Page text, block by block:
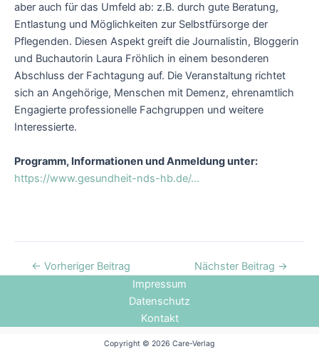
aber auch für das Umfeld ab: z.B. durch gute Beratung,
Entlastung und Möglichkeiten zur Selbstfürsorge der
Pflegenden. Diesen Aspekt greift die Journalistin, Bloggerin
und Buchautorin Laura Fröhlich in einem besonderen
Abschluss der Fachtagung auf. Die Veranstaltung richtet
sich an Angehörige, Menschen mit Demenz, ehrenamtlich
Engagierte professionelle Fachgruppen und weitere
Interessierte.
Programm, Informationen und Anmeldung unter:
https://www.gesundheit-nds-hb.de/…
← Vorheriger Beitrag Nächster Beitrag →
Impressum
Datenschutz
Kontakt
Copyright © 2026 Care-Verlag